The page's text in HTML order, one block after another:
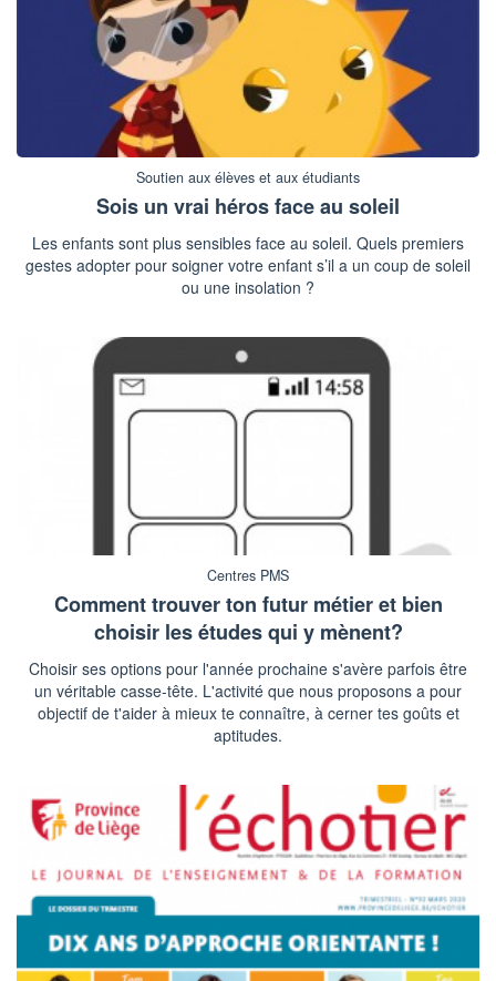
Soutien aux élèves et aux étudiants
Sois un vrai héros face au soleil
Les enfants sont plus sensibles face au soleil. Quels premiers
gestes adopter pour soigner votre enfant s’il a un coup de soleil
ou une insolation ?
Centres PMS
Comment trouver ton futur métier et bien
choisir les études qui y mènent?
Choisir ses options pour l'année prochaine s'avère parfois être
un véritable casse-tête. L'activité que nous proposons a pour
objectif de t'aider à mieux te connaître, à cerner tes goûts et
aptitudes.